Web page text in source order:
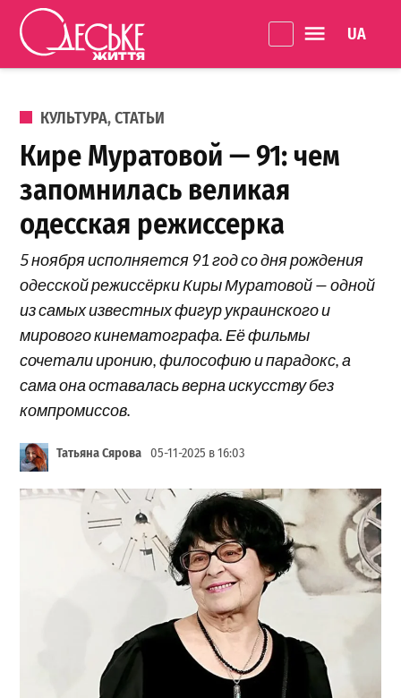
Перейти к содержанию
життя
ОПУБЛИКОВАНО В
КУЛЬТУРА,СТАТЬИ
Кире Муратовой — 91: чем
запомнилась великая
одесская режиссерка
5 ноября исполняется 91 год со дня рождения
одесской режиссёрки Киры Муратовой — одной
из самых известных фигур украинского и
мирового кинематографа. Её фильмы
сочетали иронию, философию и парадокс, а
сама она оставалась верна искусству без
компромиссов.
Татьяна Сярова 05-11-2025 в 16:03